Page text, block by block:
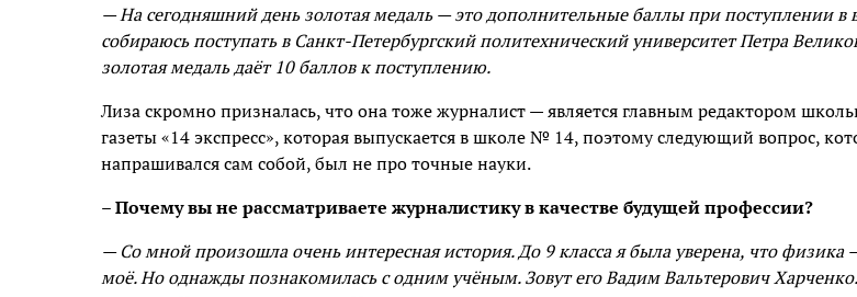
— На сегодняшний день золотая медаль — это дополнительные баллы при поступлении в
собираюсь поступать в Санкт-Петербургский политехнический университет Петра
золотая медаль даёт 10 баллов к поступлению.
Лиза скромно призналась, что она тоже журналист — является главным редактором
газеты «14 экспресс», которая выпускается в школе № 14, поэтому следующий вопрос,
напрашивался сам собой, был не про точные науки.
– Почему вы не рассматриваете журналистику в качестве будущей профессии?
— Со мной произошла очень интересная история. До 9 класса я была уверена, что физика
моё. Но однажды познакомилась с одним учёным. Зовут его Вадим Вальтерович